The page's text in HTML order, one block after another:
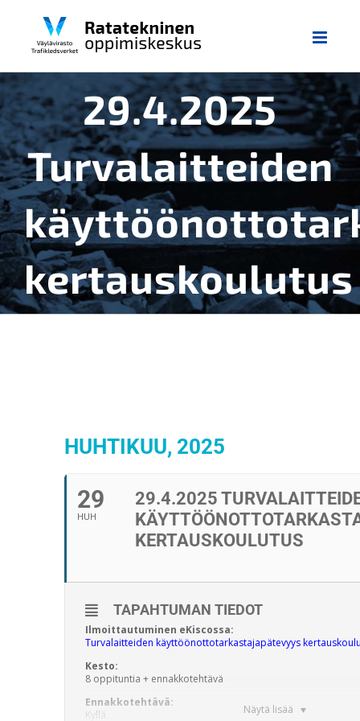
29.4.2025
Turvalaitteiden
kertauskoulutus
HUHTIKUU, 2025
29
HUH
29.4.2025
KERTAUSKOULUTUS
Näytä lisää
TAPAHTUMAN TIEDOT
Ilmoittautuminen eKiscossa:
Turvalaitteiden käyttöönottotarkastajapätevyys
Kesto:
8 oppituntia + ennakkotehtävä
Ennakkotehtävä:
Kyllä.